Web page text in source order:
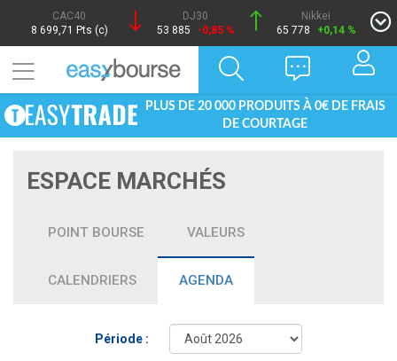
CAC40
8 699,71 Pts (c)
DJ30
53 885
-0,85 %
Nikkei
65 778
+0,14 %
PLUS DE 20 000 PRODUITS À 0€ DE FRAIS
DE COURTAGE
ESPACE MARCHÉS
POINT BOURSE VALEURS
CALENDRIERS AGENDA
Période :